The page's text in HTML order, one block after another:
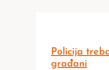
Policija
građani